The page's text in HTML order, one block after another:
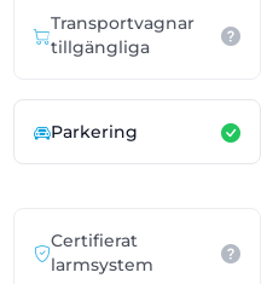
Transportvagnar
tillgängliga
Parkering
Certifierat
larmsystem